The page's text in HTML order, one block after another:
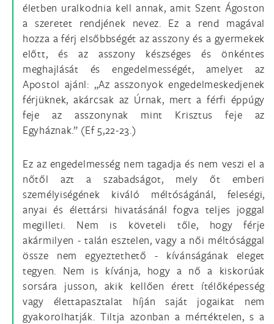
életben uralkodnia kell annak, amit Szent Ágoston
a szeretet rendjének nevez. Ez a rend magával
hozza a férj elsőbbségét az asszony és a gyermekek
előtt, és az asszony készséges és önkéntes
meghajlását és engedelmességét, amelyet az
Apostol ajánl: „Az asszonyok engedelmeskedjenek
férjüknek, akárcsak az Úrnak, mert a férfi éppúgy
feje az asszonynak mint Krisztus feje az
Egyháznak.” (Ef 5,22-23.)
Ez az engedelmesség nem tagadja és nem veszi el a
nőtől azt a szabadságot, mely őt emberi
személyiségének kiváló méltóságánál, feleségi,
anyai és élettársi hivatásánál fogva teljes joggal
megilleti. Nem is követeli tőle, hogy férje
akármilyen - talán esztelen, vagy a női méltósággal
össze nem egyeztethető - kívánságának eleget
tegyen. Nem is kívánja, hogy a nő a kiskorúak
sorsára jusson, akik kellően érett ítélőképesség
vagy élettapasztalat híján saját jogaikat nem
gyakorolhatják. Tiltja azonban a mértéktelen, s a